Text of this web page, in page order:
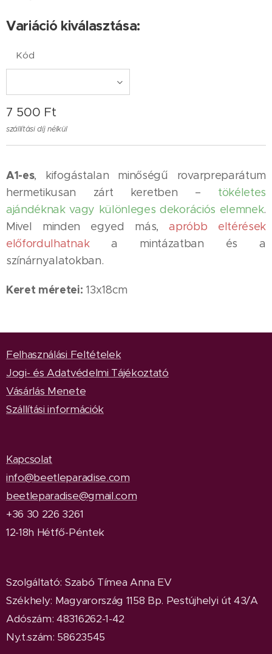
Variáció kiválasztása:
Kód
7 500 Ft
szállítási díj nélkül
A1-es, kifogástalan minőségű rovarpreparátum
hermetikusan zárt keretben – tökéletes
ajándéknak vagy különleges dekorációs elemnek.
Mivel minden egyed más,apróbb eltérések
előfordulhatnaka mintázatban és a
színárnyalatokban.
Keret méretei: 13x18cm
Felhasználási Feltételek
Jogi- és Adatvédelmi Tájékoztató
Vásárlás Menete
Szállítási információk
Kapcsolat
info@beetleparadise.com
beetleparadise@gmail.com
+36 30 226 3261
12-18h Hétfő-Péntek
Szolgáltató: Szabó Tímea Anna EV
Székhely: Magyarország 1158 Bp. Pestújhelyi út 43/A
Adószám: 48316262-1-42
Ny.t.szám: 58623545